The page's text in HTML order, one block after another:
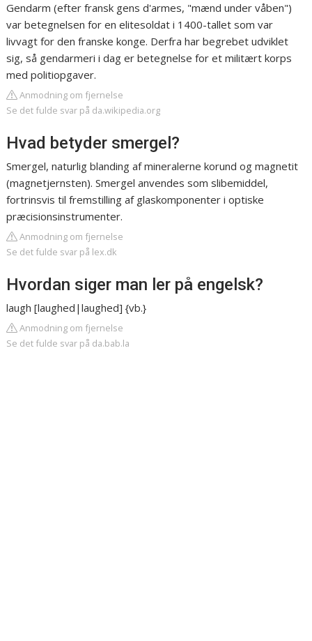
Gendarm (efter fransk gens d'armes, "mænd under våben")
var betegnelsen for en elitesoldat i 1400-tallet som var
livvagt for den franske konge. Derfra har begrebet udviklet
sig, så gendarmeri i dag er betegnelse for et militært korps
med politiopgaver.
Anmodning om fjernelse
Se det fulde svar på da.wikipedia.org
Hvad betyder smergel?
Smergel, naturlig blanding af mineralerne korund og magnetit
(magnetjernsten). Smergel anvendes som slibemiddel,
fortrinsvis til fremstilling af glaskomponenter i optiske
præcisionsinstrumenter.
Anmodning om fjernelse
Se det fulde svar på lex.dk
Hvordan siger man ler på engelsk?
laugh [laughed|laughed] {vb.}
Anmodning om fjernelse
Se det fulde svar på da.bab.la